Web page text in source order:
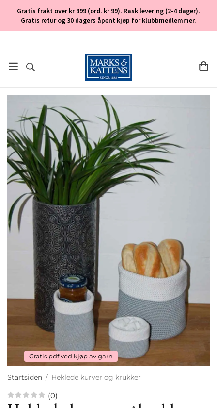
Gratis frakt over kr 899 (ord. kr 99). Rask levering (2-4 dager).
Gratis retur og 30 dagers åpent kjøp for klubbmedlemmer.
Gratis pdf ved kjøp av garn
Startsiden / Heklede kurver og krukker
(0)